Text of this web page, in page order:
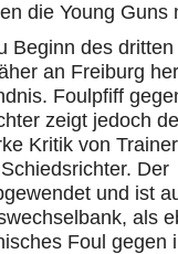
die Young Guns
Beginn des
an Freiburg
Foulpfiff
zeigt jedoch
Kritik von Trainer
Der
und ist
als
Foul gegen